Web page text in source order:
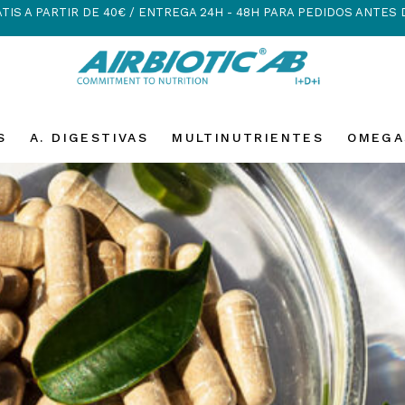
A PARTIR DE 40€ / ENTREGA 24H - 48H PARA PEDIDOS ANTES
A. DIGESTIVAS MULTINUTRIENTES